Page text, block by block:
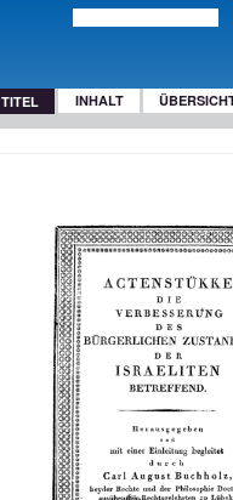
TITEL INHALT